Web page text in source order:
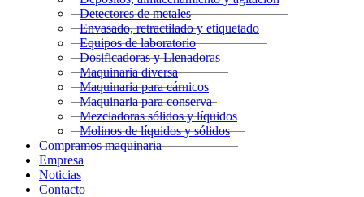
Detectores de metales
Envasado, retractilado y etiquetado
Equipos de laboratorio
Dosificadoras y Llenadoras
Maquinaria diversa
Maquinaria para cárnicos
Maquinaria para conserva
Mezcladoras sólidos y líquidos
Molinos de líquidos y sólidos
Compramos maquinaria
Empresa
Noticias
Contacto